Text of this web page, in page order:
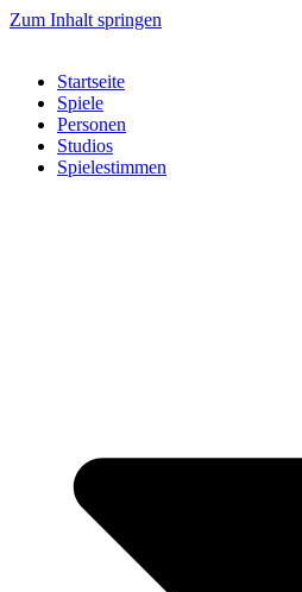
Zum Inhalt springen
Startseite
Spiele
Personen
Studios
Spielestimmen